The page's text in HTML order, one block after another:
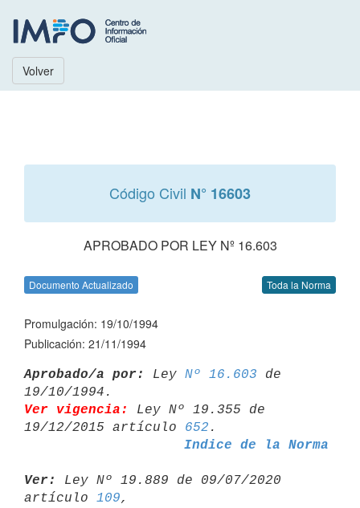
Volver
Código Civil N° 16603
APROBADO POR LEY Nº 16.603
Documento Actualizado Toda la Norma
Promulgación: 19/10/1994
Publicación: 21/11/1994
Aprobado/a por: Ley Nº 16.603 de
Ver vigencia:
Ley Nº 19.355 de
19/12/2015 artículo 652
Indice de la Norma
Ver:
Ley Nº 19.889 de 09/07/2020
artículo 109,